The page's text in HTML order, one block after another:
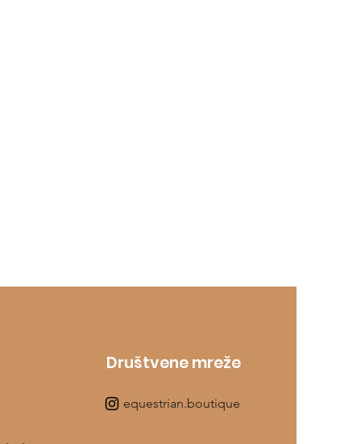
Društvene mreže
equestrian.boutique